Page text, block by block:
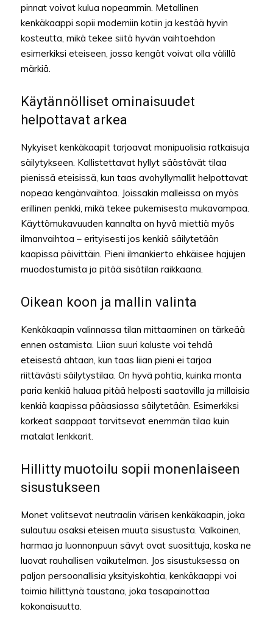
pinnat voivat kulua nopeammin. Metallinen
kenkäkaappi sopii moderniin kotiin ja kestää hyvin
kosteutta, mikä tekee siitä hyvän vaihtoehdon
esimerkiksi eteiseen, jossa kengät voivat olla välillä
märkiä.
Käytännölliset ominaisuudet
helpottavat arkea
Nykyiset kenkäkaapit tarjoavat monipuolisia ratkaisuja
säilytykseen. Kallistettavat hyllyt säästävät tilaa
pienissä eteisissä, kun taas avohyllymallit helpottavat
nopeaa kengänvaihtoa. Joissakin malleissa on myös
erillinen penkki, mikä tekee pukemisesta mukavampaa.
Käyttömukavuuden kannalta on hyvä miettiä myös
ilmanvaihtoa – erityisesti jos kenkiä säilytetään
kaapissa päivittäin. Pieni ilmankierto ehkäisee hajujen
muodostumista ja pitää sisätilan raikkaana.
Oikean koon ja mallin valinta
Kenkäkaapin valinnassa tilan mittaaminen on tärkeää
ennen ostamista. Liian suuri kaluste voi tehdä
eteisestä ahtaan, kun taas liian pieni ei tarjoa
riittävästi säilytystilaa. On hyvä pohtia, kuinka monta
paria kenkiä haluaa pitää helposti saatavilla ja millaisia
kenkiä kaapissa pääasiassa säilytetään. Esimerkiksi
korkeat saappaat tarvitsevat enemmän tilaa kuin
matalat lenkkarit.
Hillitty muotoilu sopii monenlaiseen
sisustukseen
Monet valitsevat neutraalin värisen kenkäkaapin, joka
sulautuu osaksi eteisen muuta sisustusta. Valkoinen,
harmaa ja luonnonpuun sävyt ovat suosittuja, koska ne
luovat rauhallisen vaikutelman. Jos sisustuksessa on
paljon persoonallisia yksityiskohtia, kenkäkaappi voi
toimia hillittynä taustana, joka tasapainottaa
kokonaisuutta.